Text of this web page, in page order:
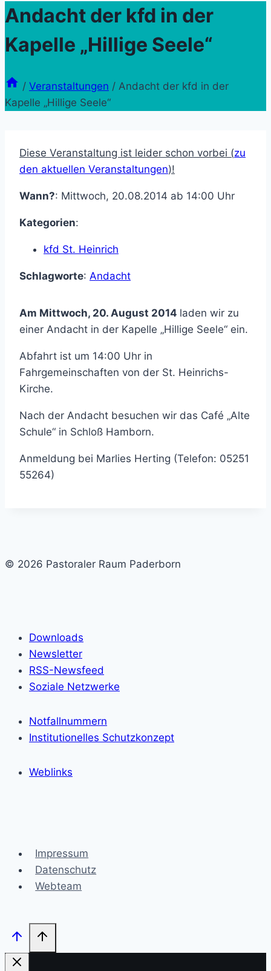
Andacht der kfd in der
Kapelle „Hillige Seele“
/ Veranstaltungen / Andacht der kfd in der
Kapelle „Hillige Seele“
Diese Veranstaltung ist leider schon vorbei (zu
den aktuellen Veranstaltungen)!
Wann?: Mittwoch, 20.08.2014 ab 14:00 Uhr
Kategorien:
kfd St. Heinrich
Schlagworte: Andacht
Am Mittwoch, 20. August 2014 laden wir zu
einer Andacht in der Kapelle „Hillige Seele“ ein.
Abfahrt ist um 14:00 Uhr in
Fahrgemeinschaften von der St. Heinrichs-
Kirche.
Nach der Andacht besuchen wir das Café „Alte
Schule“ in Schloß Hamborn.
Anmeldung bei Marlies Herting (Telefon: 05251
55264)
© 2026 Pastoraler Raum Paderborn
Downloads
Newsletter
RSS-Newsfeed
Soziale Netzwerke
Notfallnummern
Institutionelles Schutzkonzept
Weblinks
Impressum
Datenschutz
Webteam